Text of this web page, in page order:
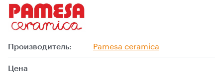
Производитель: Pamesa ceramica
Цена